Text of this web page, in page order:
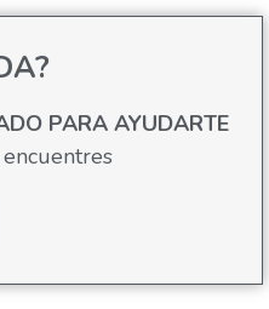
PARA AYUDARTE